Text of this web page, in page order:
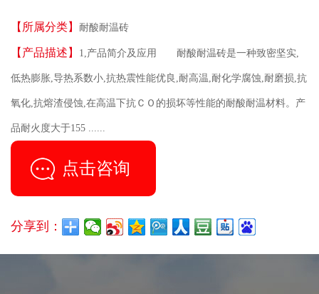
【所属分类】 耐酸耐温砖
【产品描述】1,产品简介及应用 耐酸耐温砖是一种致密坚实,
低热膨胀,导热系数小,抗热震性能优良,耐高温,耐化学腐蚀,耐磨损,抗
氧化,抗熔渣侵蚀,在高温下抗ＣＯ的损坏等性能的耐酸耐温材料。产
品耐火度大于155 ......
点击咨询
分享到：